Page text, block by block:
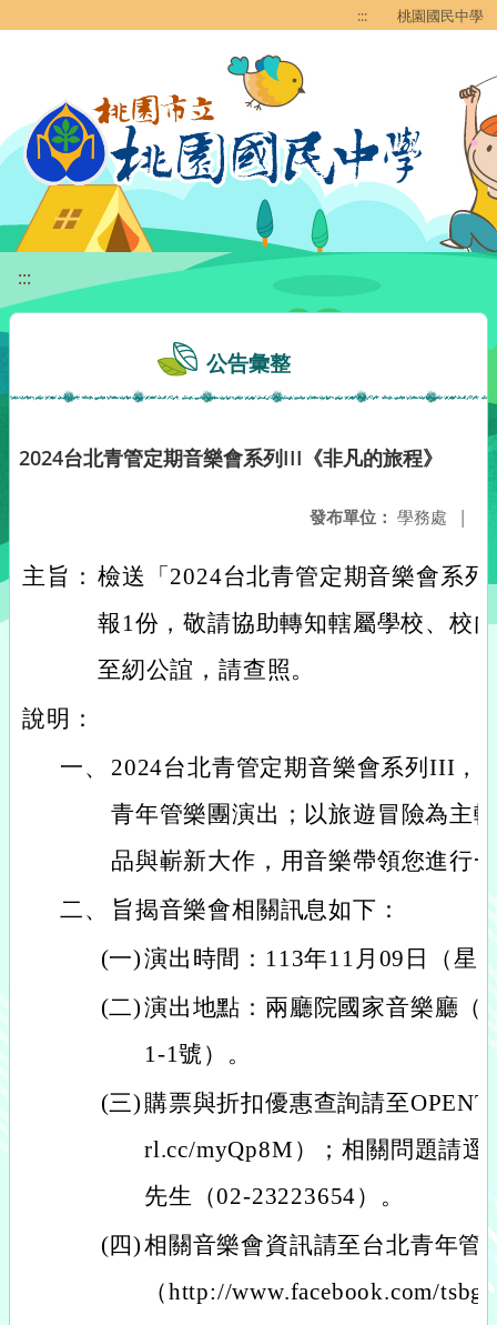
::: 桃園國民中學
:::
公告彙整
2024台北青管定期音樂會系列III《非凡的旅程》
發布單位： 學務處 |
主旨： 檢送「2024台北青管定期音樂會系
報1份，敬請協助轉知轄屬學校、校
至紉公誼，請查照。
說明：
一、
2024台北青管定期音樂會系列III，
青年管樂團演出；以旅遊冒險為主
品與嶄新大作，用音樂帶領您進行
二、
旨揭音樂會相關訊息如下：
(一)演出時間：113年11月09日（星
(二)演出地點：兩廳院國家音樂廳（
1-1號）。
(三) 購票與折扣優惠查詢請至
rl.cc/myQp8M）；相關問題請
先生（02-23223654）。
(四)相關音樂會資訊請至台北青年管
（http://www.facebook.com/